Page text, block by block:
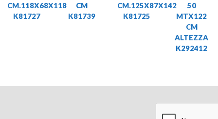
CM.118X68X118
K81727
CM
K81739
CM.125X87X142
K81725
50
MTX122
CM
ALTEZZA
K292412